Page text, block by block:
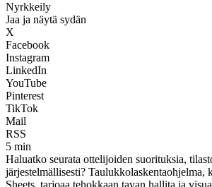
Nyrkkeily
Jaa ja näytä sydän
X
Facebook
Instagram
LinkedIn
YouTube
Pinterest
TikTok
Mail
RSS
5 min
Haluatko seurata ottelijoiden suorituksia,
järjestelmällisesti? Taulukkolaskentaohjelma,
Sheets, tarjoaa tehokkaan tavan hallita ja